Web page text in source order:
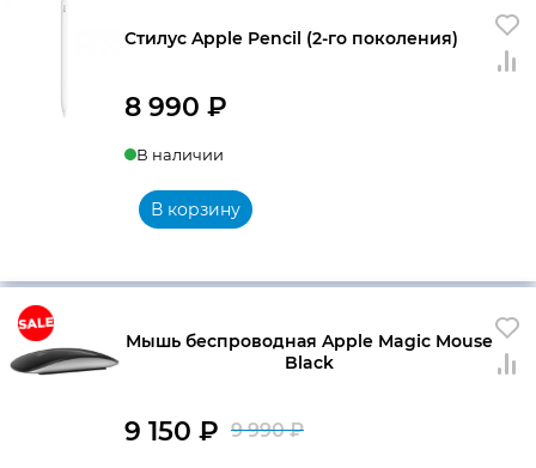
Стилус Apple Pencil (2-го поколения)
8 990 ₽
В наличии
В корзину
Мышь беспроводная Apple Magic Mouse
Black
9 990₽
9 150 ₽